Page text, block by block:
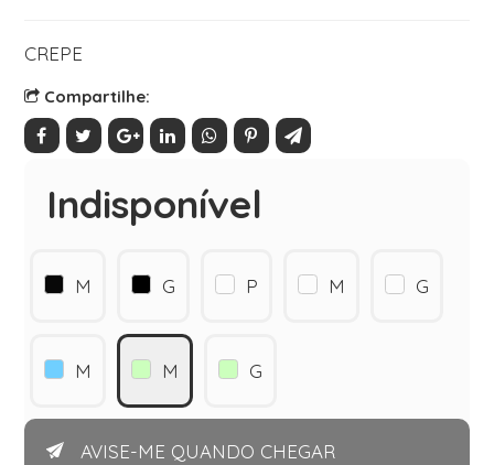
CREPE
Compartilhe:
Indisponível
M G P M G
M M G
AVISE-ME QUANDO CHEGAR